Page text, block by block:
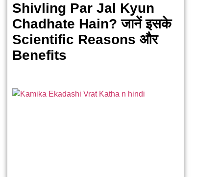
Shivling Par Jal Kyun
Chadhate Hain? जानें इसके
Scientific Reasons और
Benefits